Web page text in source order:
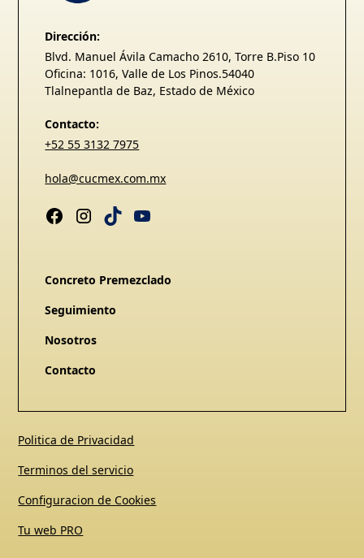
Dirección:
Blvd. Manuel Ávila Camacho 2610, Torre B.Piso 10
Oficina: 1016, Valle de Los Pinos.54040
Tlalnepantla de Baz, Estado de México
Contacto:
+52 55 3132 7975
hola@cucmex.com.mx
Concreto Premezclado
Seguimiento
Nosotros
Contacto
Politica de Privacidad
Terminos del servicio
Configuracion de Cookies
Tu web PRO